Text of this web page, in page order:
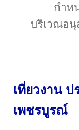
กำห
บริเวณอนุ
เที่ยวงาน
เพชรบูรณ์